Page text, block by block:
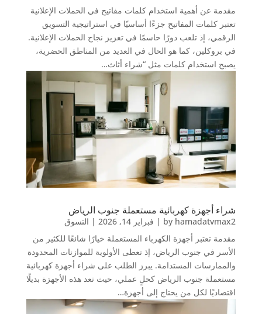
مقدمة عن أهمية استخدام كلمات مفاتيح في الحملات الإعلانية
تعتبر كلمات المفاتيح جزءًا أساسيًا في استراتيجية التسويق
الرقمي، إذ تلعب دورًا حاسمًا في تعزيز نجاح الحملات الإعلانية.
في بروكلين، كما هو الحال في العديد من المناطق الحضرية،
يصبح استخدام كلمات مثل “شراء أثاث…
شراء أجهزة كهربائية مستعملة جنوب الرياض
by hamadatvmax2
| فبراير 14, 2026 | التسوق
مقدمة تعتبر أجهزة الكهرباء المستعملة خيارًا شائعًا للكثير من
الأسر في جنوب الرياض، إذ تعطى الأولوية للموازنات المحدودة
والممارسات المستدامة. يبرز الطلب على شراء أجهزة كهربائية
مستعملة جنوب الرياض كحلٍ عملي، حيث تعد هذه الأجهزة بديلًا
اقتصاديًا لكل من يحتاج إلى أجهزة…